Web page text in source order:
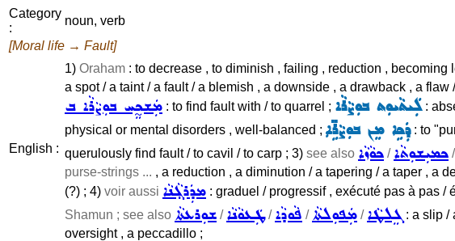
Category
:
noun, verb
[Moral life → Fault]
English :
1) Oraham : to decrease , to diminish , failing , reduction , becoming
a spot / a taint / a fault / a blemish , a downside , a drawback , a
ܡܲܫܟ̰ܸܚ ܒܘܼܨܵܪܵܐ ܒ : to find fault with / to quarrel ; ܠܲܝܬܵܝܘܼܬ ܒܘܼܨܵܪܵܐ:
physical or mental disorders , well-balanced ; ܲܕܲܟܹܐ ܡܸܢ ܒܘܼܨܵܪܹ̈ܐ: to
querulously find fault / to cavil / to carp ; 3) see also ܟܘܵܙܵܐ /ܟܡܝܼܫܘܼܬܵܐ /
purse-strings ... , a reduction , a diminution / a tapering / a taper , a
(?) ; 4) voir aussi ܡܕܲܪܓ݂ܵܢܵܐ : graduel / progressif , exécuté pas à pas /
Shamun ; see also ܫܘܼܪܥܬܵܐ /ܛܲܥܘܵܢܵܐ/ܦܵܘܕܵܐ /ܡܲܦܘܼܠܬܵܐ /ܓܸܠܛܵܐ : a slip /
oversight , a peccadillo ;